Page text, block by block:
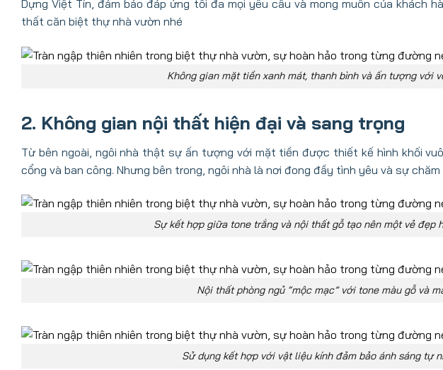
Dựng Việt Tín, đảm bảo đáp ứng tối đa mọi yêu cầu và mong muốn của khách
thất căn biệt thự nhà vườn nhé
Không gian mặt tiền xanh mát, thanh bình và ấn tượng với
2. Không gian nội thất hiện đại và sang trọng
Từ bên ngoài, ngôi nhà thật sự ấn tượng với mặt tiền được thiết kế hình khối
cổng và ban công. Nhưng bên trong, ngôi nhà là nơi đong đầy tình yêu và sự
Sự kết hợp giữa tone trắng và nội thất gỗ tạo nên một vẻ đẹp
Nội thất phòng ngủ “mộc mạc” với tone màu gỗ và
Sử dụng kết hợp với vật liệu kính đảm bảo ánh sáng tự